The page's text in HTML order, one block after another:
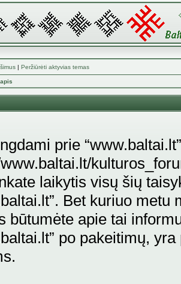
| Peržiūrėti aktyvias temas
prie
www.baltai.lt/
laikytis visų šių
Bet kuriuo
būtumėte apie tai
po pakeitimų,